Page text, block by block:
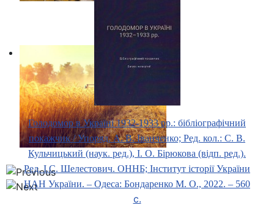
Голодомор в Україні 1932-1933 рр.: бібліографічний
покажчик / Упоряд. А. В. Іванченко; Ред. кол.: С. В.
Кульчицький (наук. ред.), І. О. Бірюкова (відп. ред.).
Ред. І.С. Шелестович. ОННБ; Інститут історії України
НАН України. ‒ Одеса: Бондаренко М. О., 2022. ‒ 560
с.